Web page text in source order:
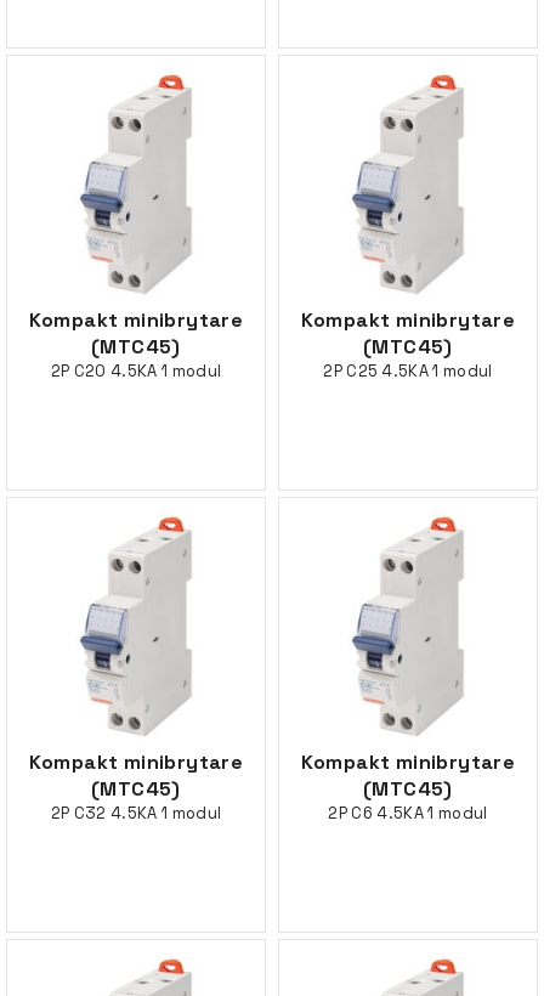
Kompakt minibrytare
(MTC45)
2P C20 4.5KA 1 modul
Kompakt minibrytare
(MTC45)
2P C25 4.5KA 1 modul
Kompakt minibrytare
(MTC45)
2P C32 4.5KA 1 modul
Kompakt minibrytare
(MTC45)
2P C6 4.5KA 1 modul